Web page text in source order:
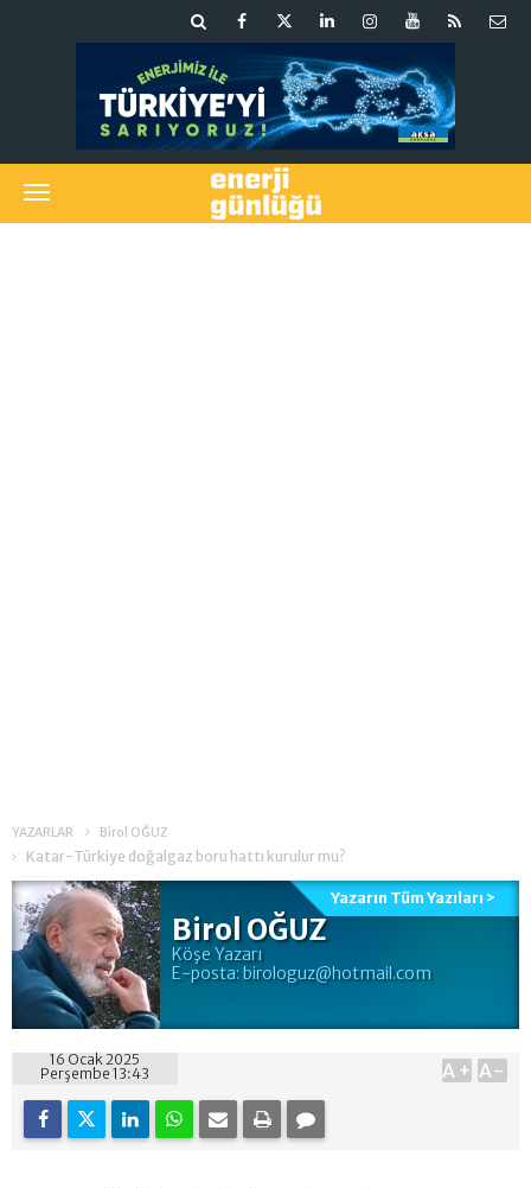
YAZARLAR Birol OĞUZ
Katar-Türkiye doğalgaz boru hattı kurulur mu?
Birol OĞUZ
Köşe Yazarı
E-posta: birologuz@hotmail.com
Yazarın Tüm Yazıları >
16 Ocak 2025
Perşembe 13:43
A+ A-